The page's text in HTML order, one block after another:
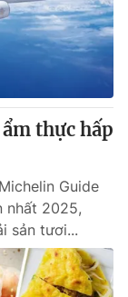
thực hấp
Guide
nhất 2025,
sản tươi...